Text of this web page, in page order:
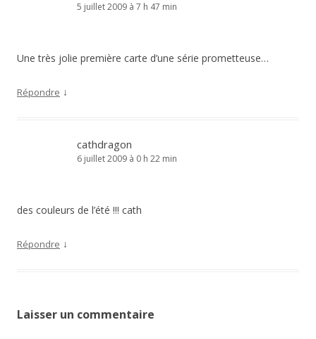
5 juillet 2009 à 7 h 47 min
Une très jolie première carte d’une série prometteuse…
Répondre ↓
cathdragon
6 juillet 2009 à 0 h 22 min
des couleurs de l’été !!! cath
Répondre ↓
Laisser un commentaire